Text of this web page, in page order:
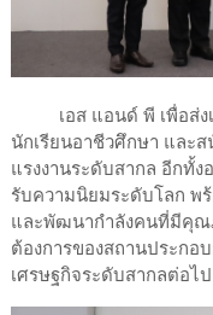
เอส แอนด์ พี เพื่อส่งเ
นักเรียนอาชีวศึกษา และ
แรงงานระดับสากล อีกทั้ง
รับความนิยมระดับโลก พ
และพัฒนากำลังคนที่มีคุณ
ต้องการของสถานประกอ
เศรษฐกิจระดับสากลต่อไป